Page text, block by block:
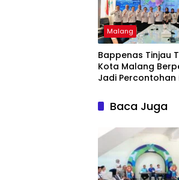
Malang
Bappenas Tinjau
Kota Malang
Jadi Percontohan
MBGBaca Juga